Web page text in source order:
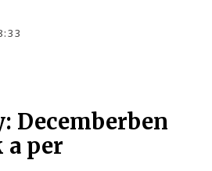
Decemberben
per